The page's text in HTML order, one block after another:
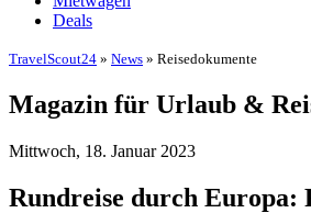
Deals
TravelScout24 » News » Reisedokumente
Magazin für Urlaub &
Mittwoch, 18. Januar 2023
Rundreise durch Europa: